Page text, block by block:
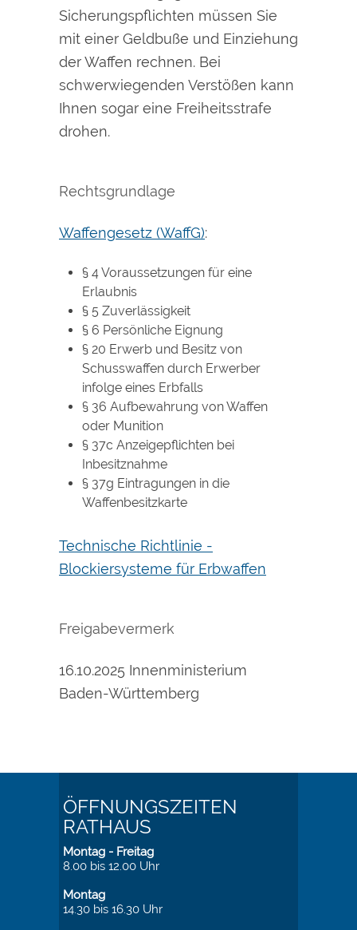
Sicherungspflichten müssen Sie
mit einer Geldbuße und Einziehung
der Waffen rechnen. Bei
schwerwiegenden Verstößen kann
Ihnen sogar eine Freiheitsstrafe
drohen.
Rechtsgrundlage
Waffengesetz (WaffG):
§ 4 Voraussetzungen für eine
Erlaubnis
§ 5 Zuverlässigkeit
§ 6 Persönliche Eignung
§ 20 Erwerb und Besitz von
Schusswaffen durch Erwerber
infolge eines Erbfalls
§ 36 Aufbewahrung von Waffen
oder Munition
§ 37c Anzeigepflichten bei
Inbesitznahme
§ 37g Eintragungen in die
Waffenbesitzkarte
Technische Richtlinie -
Blockiersysteme für Erbwaffen
Freigabevermerk
16.10.2025 Innenministerium
Baden-Württemberg
ÖFFNUNGSZEITEN
RATHAUS
Montag - Freitag
8.00 bis 12.00 Uhr
Montag
14.30 bis 16.30 Uhr